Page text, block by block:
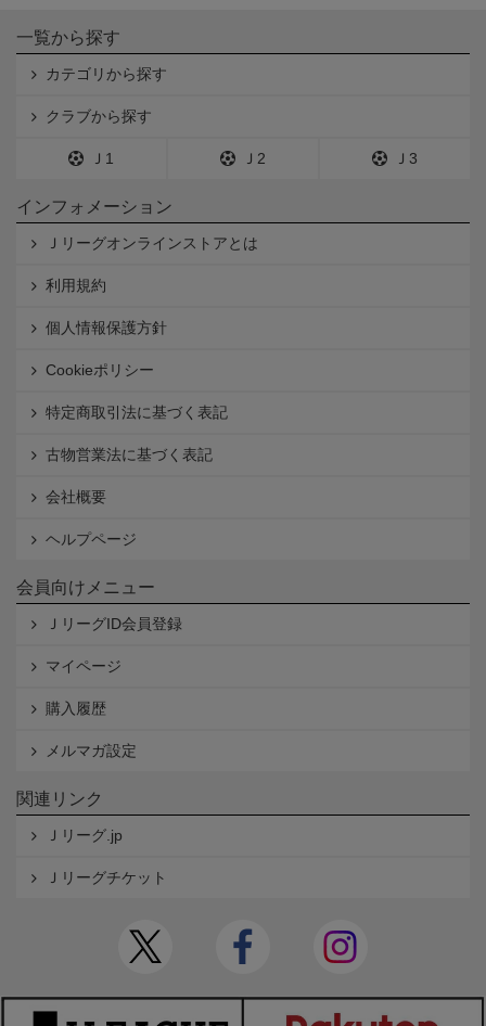
一覧から探す
カテゴリから探す
クラブから探す
Ｊ1 Ｊ2 Ｊ3
インフォメーション
Ｊリーグオンラインストアとは
利用規約
個人情報保護方針
Cookieポリシー
特定商取引法に基づく表記
古物営業法に基づく表記
会社概要
ヘルプページ
会員向けメニュー
ＪリーグID会員登録
マイページ
購入履歴
メルマガ設定
関連リンク
Ｊリーグ.jp
Ｊリーグチケット